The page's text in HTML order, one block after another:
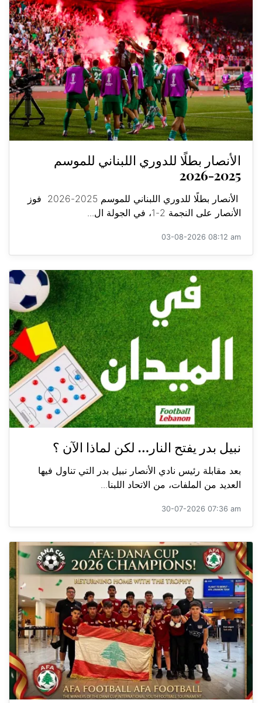
الأنصار بطلًا للدوري اللبناني للموسم
2025-2026
الأنصار بطلًا للدوري اللبناني للموسم 2025-2026 فوز
الأنصار على النجمة 2-1، في الجولة ال...
03-08-2026 08:12 am
نبيل بدر يفتح النار… لكن لماذا الآن ؟
بعد مقابلة رئيس نادي الأنصار نبيل بدر التي تناول فيها
العديد من الملفات، من الاتحاد اللبنا...
30-07-2026 07:36 am